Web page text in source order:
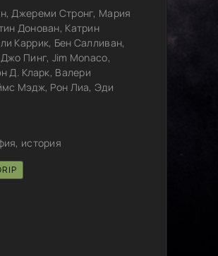
Джереми Стронг, Мария
Донован, Катрин
Каррик, Бен Салливан,
Пинг, Jim Monaco,
Д. Кларк, Валери
Мэдж, Рон Лиа, Эди
история